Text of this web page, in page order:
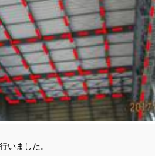
いました。